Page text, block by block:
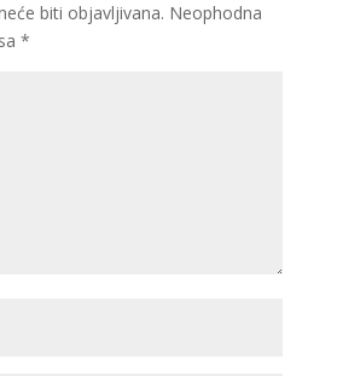
biti objavljivana. Neophodna
*